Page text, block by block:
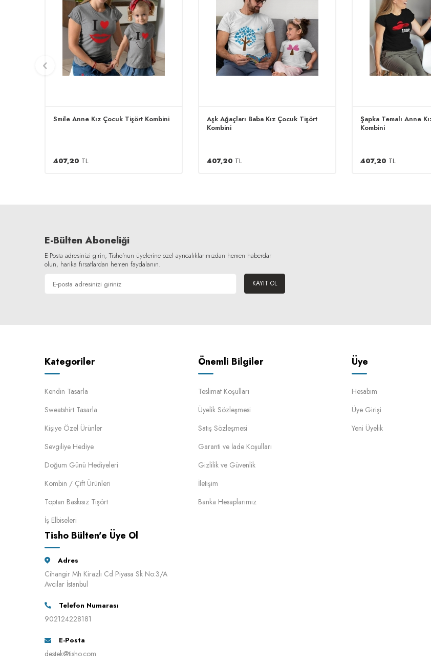
Smile Anne Kız Çocuk Tişört Kombini
407,20 TL
Aşk Ağaçları Baba Kız Çocuk Tişört
Kombini
407,20 TL
Şapka Temalı Anne
Kombini
407,20 TL
E-Bülten Aboneliği
E-Posta adresinizi girin, Tisho'nun üyelerine özel ayrıcalıklarımızdan hemen haberdar
olun, harika fırsatlardan hemen faydalanın.
KAYIT OL
Kategoriler
Kendin Tasarla
Sweatshirt Tasarla
Kişiye Özel Ürünler
Sevgiliye Hediye
Doğum Günü Hediyeleri
Kombin / Çift Ürünleri
Toptan Baskısız Tişört
İş Elbiseleri
Önemli Bilgiler
Teslimat Koşulları
Üyelik Sözleşmesi
Satış Sözleşmesi
Garanti ve İade Koşulları
Gizlilik ve Güvenlik
İletişim
Banka Hesaplarımız
Üye
Hesabım
Üye Girişi
Yeni Üyelik
Tisho Bülten'e Üye Ol
Adres
Cihangir Mh Kirazlı Cd Piyasa Sk No:3/A
Avcılar İstanbul
Telefon Numarası
902124228181
E-Posta
destek@tisho.com